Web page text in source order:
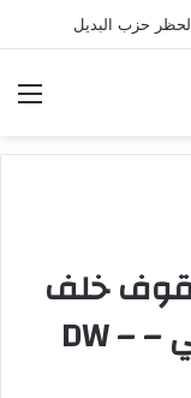
ألمانيا الحرّ؟
خلف
المسيرات والأخيرة تنفي – DW –